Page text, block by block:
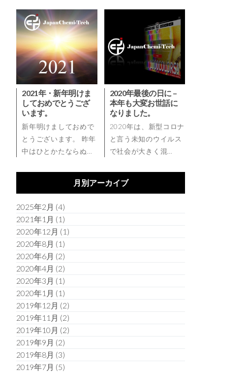
2021年・新年明けま
しておめでとうござ
います。
新年明けましておめで
とうございます。 昨年
中はひとかたならぬ…
2020年最後の日に –
本年も大変お世話に
なりました。
2020年は、新型コロナ
と言う未知のウイルス
で社会が大きく混…
月別アーカイブ
2025年2月 (4)
2021年1月 (1)
2020年12月 (1)
2020年8月 (1)
2020年6月 (2)
2020年4月 (2)
2020年3月 (1)
2020年1月 (1)
2019年12月 (2)
2019年11月 (2)
2019年10月 (2)
2019年9月 (2)
2019年8月 (3)
2019年7月 (5)